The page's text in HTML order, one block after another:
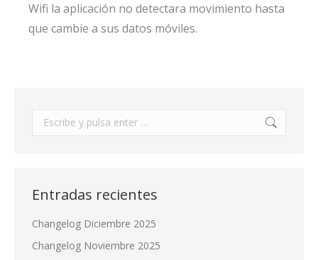
Wifi la aplicación no detectara movimiento hasta
que cambie a sus datos móviles.
Buscar:
Entradas recientes
Changelog Diciembre 2025
Changelog Noviembre 2025